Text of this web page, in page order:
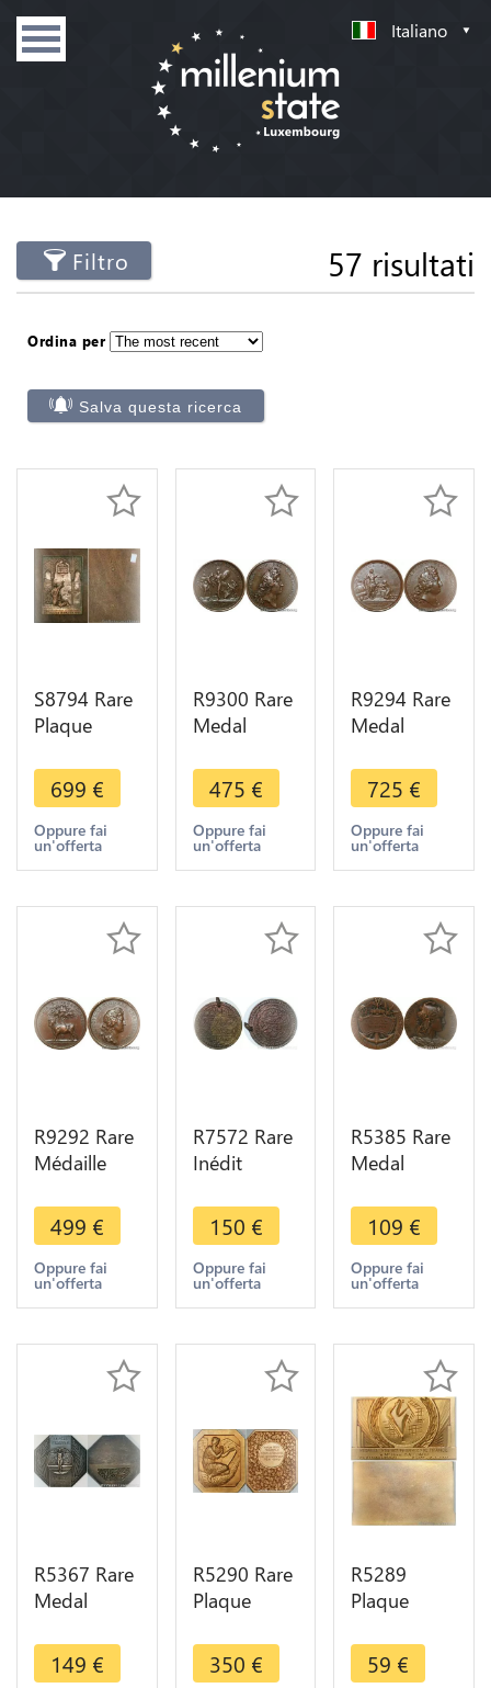
Italiano
Filtro 57 risultati
Ordina per
Salva questa ricerca
S8794 Rare
Plaque
Française
Algerie
1930 Alger
sur bois
699 €
Oppure fai
un'offerta
R9300 Rare
Medal
Louis XIV
Bombardement
Alger
Libération
1683
475 €
Oppure fai
un'offerta
R9294 Rare
Medal
Algeria
Louis XIV
Paix Pirates
Algériens
725 €
Oppure fai
un'offerta
R9292 Rare
Médaille
Afrique
Louis XIV
Madagascar
1665
> Offer
499 €
Oppure fai
un'offerta
R7572 Rare
Inédit
Médaille
Colonies
Propagande
Armée
1857
150 €
Oppure fai
un'offerta
R5385 Rare
Medal
Colonies
Ligue
Maritime
Coloniale
Garde
Rabat SUP
109 €
Oppure fai
un'offerta
R5367 Rare
Medal
Colonies
Art Déco
149 €
R5290 Rare
Plaque
Maroc Art
Déco Nord
350 €
R5289
Plaque
Médaille
d'or
59 €